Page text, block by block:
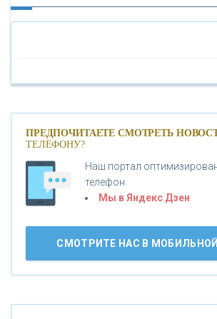
«БАНК САНКТ-ПЕТЕРБУРГ»
«ПРОМСВЯЗЬБАНК»
«НОВИКОМБАНК»
«ВНЕШПРОМБАНК»
«БАНК ЮГРА»
ПРЕДПОЧИТАЕТЕ СМОТРЕТЬ
ТЕЛЕФОНУ?
Наш портал
телефон.
Мы в Яндекс Дзен
СМОТРИТЕ НАС В